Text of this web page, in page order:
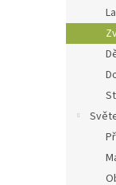
e
l